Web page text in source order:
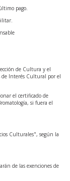
pago.
de Cultura y el
de Interés Cultural por el
el certificado de
si fuera el
Culturales", según la
de las exenciones de